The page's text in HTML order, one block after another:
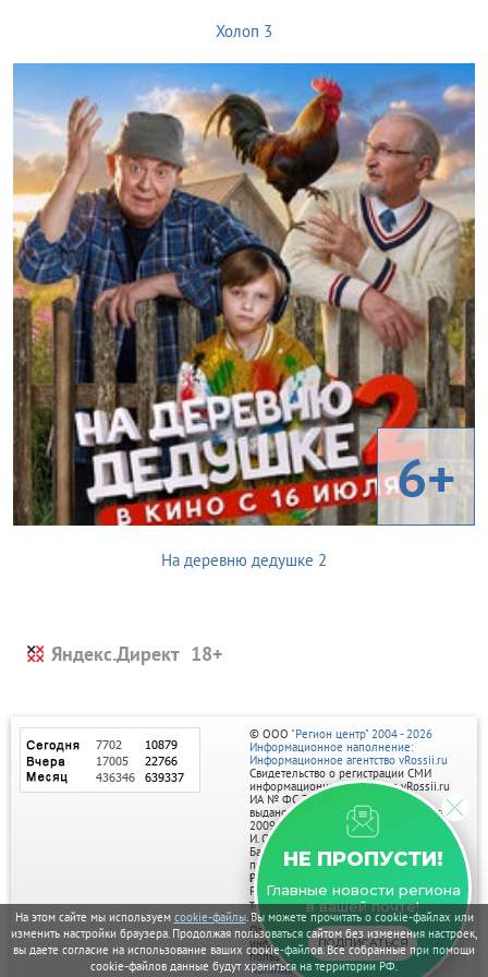
На этом сайте мы используем cookie-файлы. Вы можете прочитать о cookie-файлах или
изменить настройки браузера. Продолжая пользоваться сайтом без изменения настроек,
вы даете согласие на использование ваших cookie-файлов. Все собранные при помощи
cookie-файлов данные будут храниться на территории РФ.
Холоп 3
6+
На деревню дедушке 2
Яндекс.Директ
НЕ ПРОПУСТИ!
Главные новости региона
в вашей почте!
ПОДПИСАТЬСЯ
© ООО "Регион центр" 2004 - 2026
Информационное наполнение:
Информационное агентство vRossii.ru
Свидетельство о регистрации СМИ
информационного агентства vRossii.ru
ИА № ФС 77‑35502
выдано РОСКОМНАДЗОРом 04 марта
2009г.
И. О. Главного редактора Нарыков А. Н.
Баннеры на портале размещаются на
правах рекламы.
Реклама на портале:
Рекламное агентство "Умный маркетинг"
тел. 7-910-267-70-40,
email: umnyy.marketing@yandex.ru
Отдельные публикации могут содержать
информацию, не предназначенную для
пользователей до 18 лет.
Политика в отношении обработки